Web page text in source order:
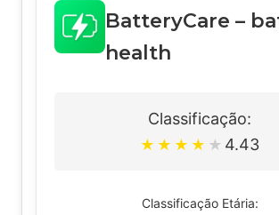
BatteryCare –
health
Classificação:
★ ★ ★ ★ ★ 4.43
Classificação Etária: